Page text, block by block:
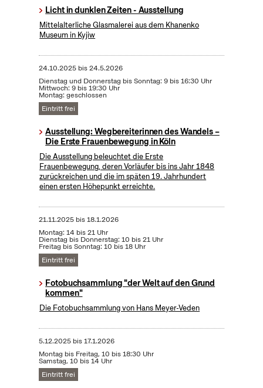
Licht in dunklen Zeiten - Ausstellung
Mittelalterliche Glasmalerei aus dem Khanenko
Museum in Kyjiw
24.10.2025bis24.5.2026
Dienstag und Donnerstag bis Sonntag: 9 bis 16:30 Uhr
Mittwoch: 9 bis 19:30 Uhr
Montag: geschlossen
Eintritt frei
Ausstellung: Wegbereiterinnen des Wandels –
Die Erste Frauenbewegung in Köln
Die Ausstellung beleuchtet die Erste
Frauenbewegung, deren Vorläufer bis ins Jahr 1848
zurückreichen und die im späten 19. Jahrhundert
einen ersten Höhepunkt erreichte.
21.11.2025bis18.1.2026
Montag: 14 bis 21 Uhr
Dienstag bis Donnerstag: 10 bis 21 Uhr
Freitag bis Sonntag: 10 bis 18 Uhr
Eintritt frei
Fotobuchsammlung "der Welt auf den Grund
kommen"
Die Fotobuchsammlung von Hans Meyer-Veden
5.12.2025bis17.1.2026
Montag bis Freitag, 10 bis 18:30 Uhr
Samstag, 10 bis 14 Uhr
Eintritt frei